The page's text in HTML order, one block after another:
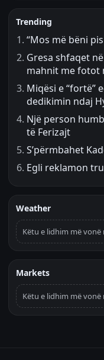
Trending
“Mos më bëni
Gresa shfaqet
mahnit me fotot
Miqësi e “fortë”
dedikimin ndaj
Një person
të Ferizajt
S’përmbahet
Egli reklamon
Weather
Këtu e lidhim më vonë
Markets
Këtu e lidhim më